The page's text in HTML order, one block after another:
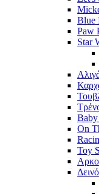
Blue
Paw
Star
On
Toy